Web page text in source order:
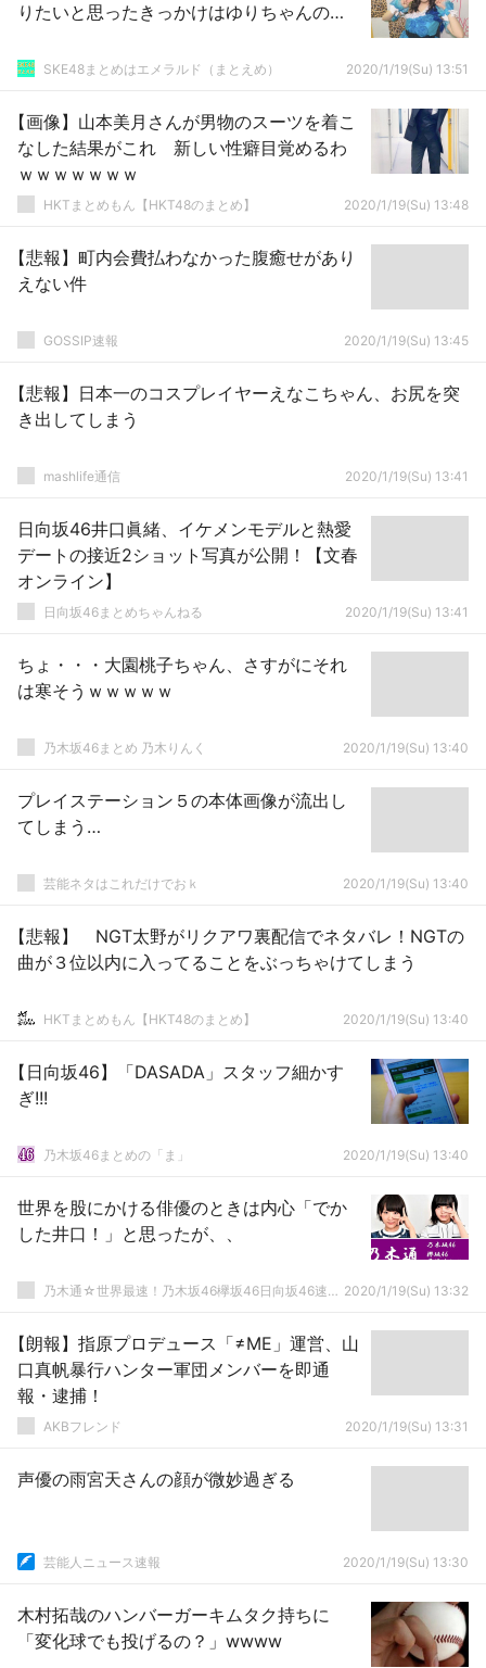
りたいと思ったきっかけはゆりちゃんの…
SKE48まとめはエメラルド（まとえめ） 2020/1/19(Su) 13:51
【画像】山本美月さんが男物のスーツを着こ
なした結果がこれ 新しい性癖目覚めるわ
ｗｗｗｗｗｗｗ
HKTまとめもん【HKT48のまとめ】 2020/1/19(Su) 13:48
【悲報】町内会費払わなかった腹癒せがあり
えない件
GOSSIP速報 2020/1/19(Su) 13:45
【悲報】日本一のコスプレイヤーえなこちゃん、お尻を突
き出してしまう
mashlife通信 2020/1/19(Su) 13:41
日向坂46井口眞緒、イケメンモデルと熱愛
デートの接近2ショット写真が公開！【文春
オンライン】
日向坂46まとめちゃんねる 2020/1/19(Su) 13:41
ちょ・・・大園桃子ちゃん、さすがにそれ
は寒そうｗｗｗｗｗ
乃木坂46まとめ 乃木りんく 2020/1/19(Su) 13:40
プレイステーション５の本体画像が流出し
てしまう…
芸能ネタはこれだけでおｋ 2020/1/19(Su) 13:40
【悲報】 NGT太野がリクアワ裏配信でネタバレ！NGTの
曲が３位以内に入ってることをぶっちゃけてしまう
HKTまとめもん【HKT48のまとめ】 2020/1/19(Su) 13:40
【日向坂46】「DASADA」スタッフ細かす
ぎ!!!
乃木坂46まとめの「ま」 2020/1/19(Su) 13:40
世界を股にかける俳優のときは内心「でか
した井口！」と思ったが、、
乃木通☆世界最速！乃木坂46欅坂46日向坂46速報まとめ 2020/1/19(Su) 13:32
【朗報】指原プロデュース「≠ME」運営、山
口真帆暴行ハンター軍団メンバーを即通
報・逮捕！
AKBフレンド 2020/1/19(Su) 13:31
声優の雨宮天さんの顔が微妙過ぎる
芸能人ニュース速報 2020/1/19(Su) 13:30
木村拓哉のハンバーガーキムタク持ちに
「変化球でも投げるの？」wwww